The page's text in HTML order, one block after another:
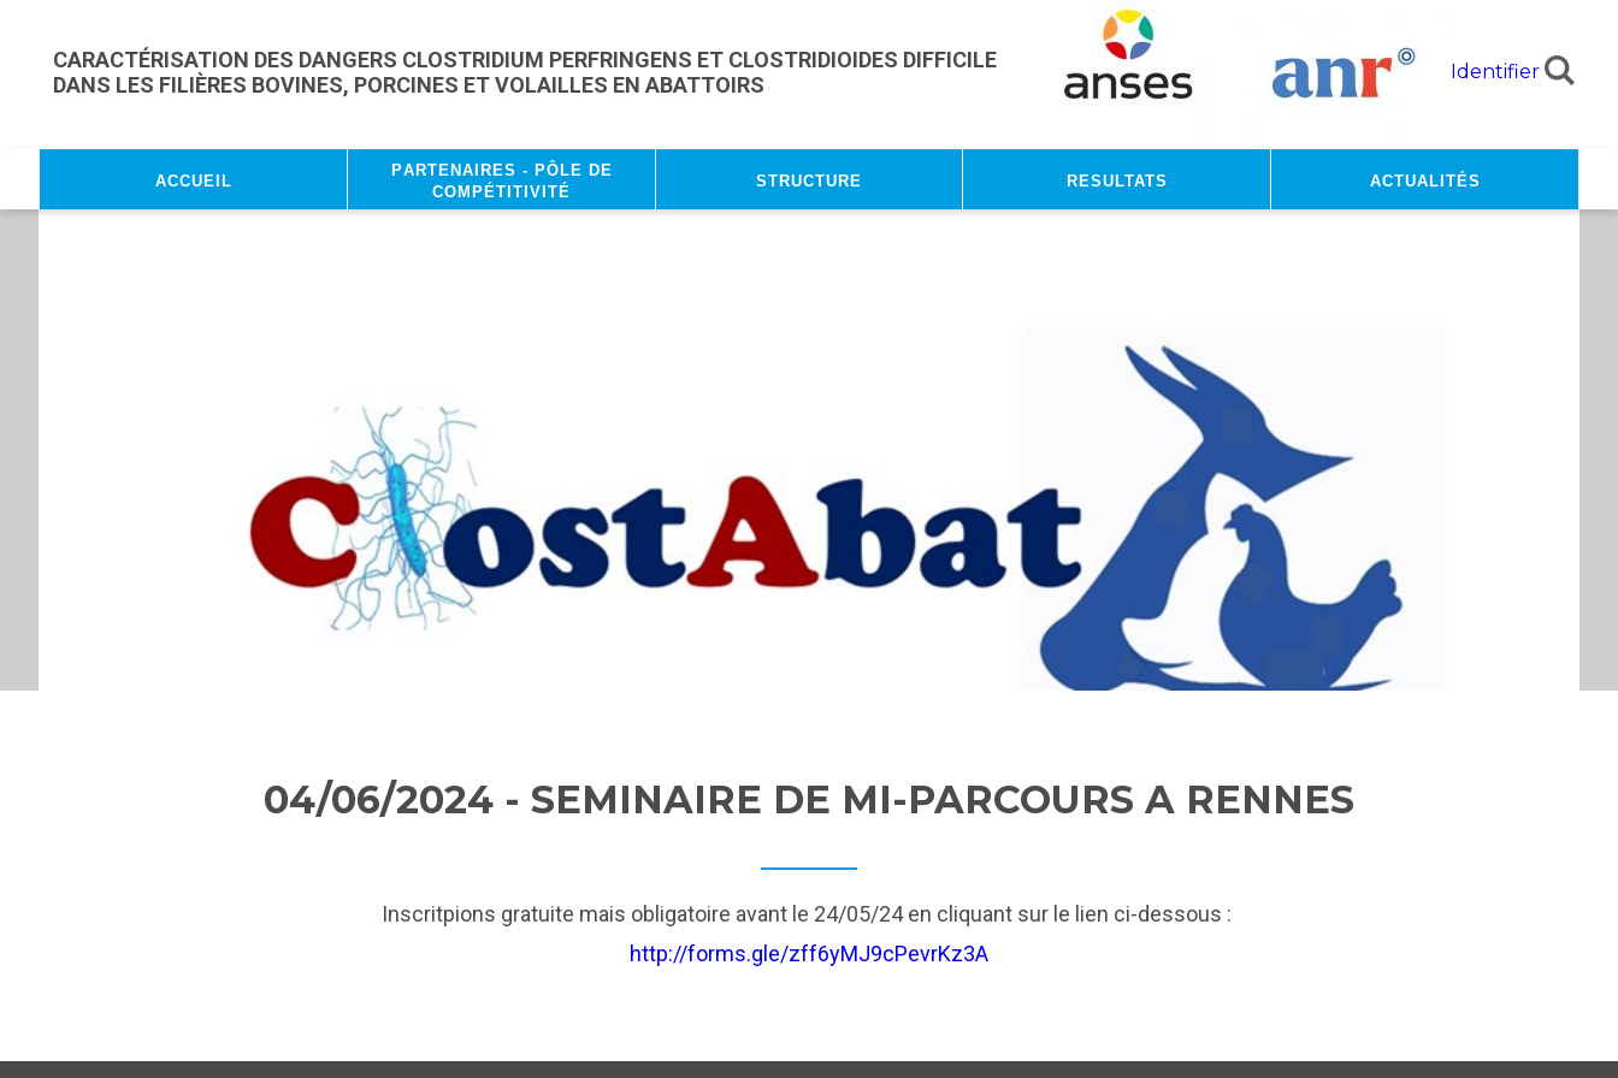
CARACTÉRISATION DES DANGERS CLOSTRIDIUM PERFRINGENS ET CLOSTRIDIOIDES DIFFICILE
DANS LES FILIÈRES BOVINES, PORCINES ET VOLAILLES EN ABATTOIRS
Identifier
Accueil
Partenaires - Pôle de
compétitivité
Structure RESULTATS Actualités
04/06/2024 - SEMINAIRE DE MI-PARCOURS A RENNES
Inscritpions gratuite mais obligatoire avant le 24/05/24 en cliquant sur le lien ci-dessous :
http://forms.gle/zff6yMJ9cPevrKz3A